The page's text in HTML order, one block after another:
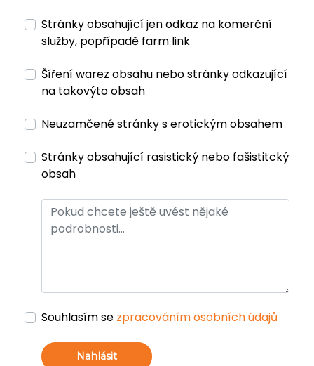
Stránky obsahující jen odkaz na komerční
služby, popřípadě farm link
Šíření warez obsahu nebo stránky odkazující
na takovýto obsah
Neuzamčené stránky s erotickým obsahem
Stránky obsahující rasistický nebo fašistitcký
obsah
Souhlasím se zpracováním osobních údajů
Nahlásit